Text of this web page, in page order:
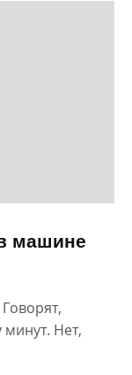
машине
Нет,